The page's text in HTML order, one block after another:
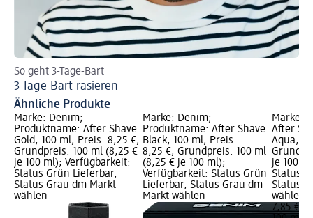
So geht 3-Tage-Bart
3-Tage-Bart rasieren
Ähnliche Produkte
Marke: Denim;
Produktname: After Shave
Gold, 100 ml; Preis: 8,25 €;
Grundpreis: 100 ml (8,25 €
je 100 ml); Verfügbarkeit:
Status Grün Lieferbar,
Status Grau dm Markt
wählen
Marke: Denim;
Produktname: After Shave
Black, 100 ml; Preis:
8,25 €; Grundpreis: 100 ml
(8,25 € je 100 ml);
Verfügbarkeit: Status Grün
Lieferbar, Status Grau dm
Markt wählen
Marke:
After
Aqua,
je 100
Status
Status
wählen
7,85 €